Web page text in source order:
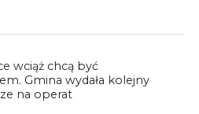
wciąż chcą być
Gmina wydała kolejny
na operat